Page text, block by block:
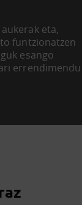
eta,
funtzionatzen
esango
errendimendu